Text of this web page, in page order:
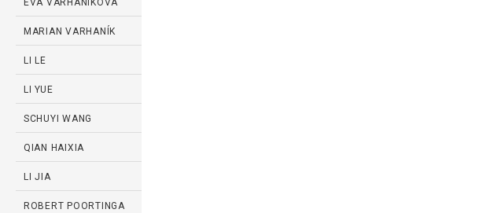
EVA VARHANÍKOVÁ
MARIAN VARHANÍK
LI LE
LI YUE
SCHUYI WANG
QIAN HAIXIA
LI JIA
ROBERT POORTINGA